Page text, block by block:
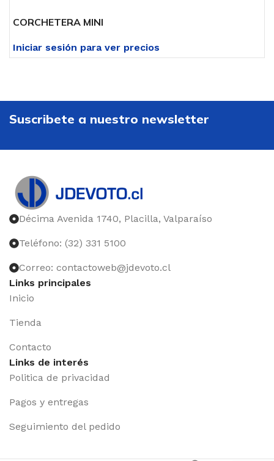
CORCHETERA MINI
Iniciar sesión para ver precios
Suscribete a nuestro newsletter
Décima Avenida 1740, Placilla, Valparaíso
Teléfono: (32) 331 5100
Correo: contactoweb@jdevoto.cl
Links principales
Inicio
Tienda
Contacto
Links de interés
Politica de privacidad
Pagos y entregas
Seguimiento del pedido
Iniciar